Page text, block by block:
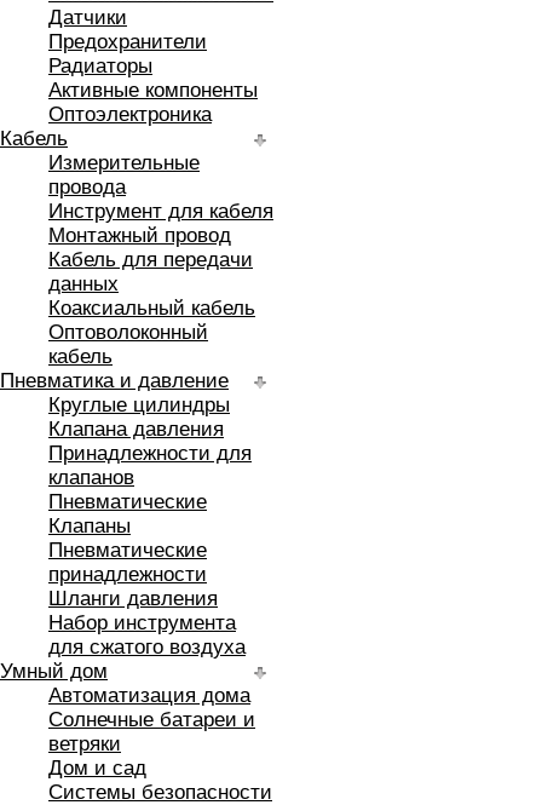
Датчики
Предохранители
Радиаторы
Активные компоненты
Оптоэлектроника
Кабель
Измерительные
провода
Инструмент для кабеля
Монтажный провод
Кабель для передачи
данных
Коаксиальный кабель
Оптоволоконный
кабель
Пневматика и давление
Круглые цилиндры
Клапана давления
Принадлежности для
клапанов
Пневматические
Клапаны
Пневматические
принадлежности
Шланги давления
Набор инструмента
для сжатого воздуха
Умный дом
Автоматизация дома
Солнечные батареи и
ветряки
Дом и сад
Системы безопасности